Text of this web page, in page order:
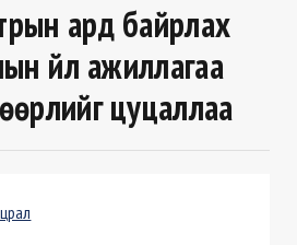
ард байрлах
үйл ажиллагаа
цуцаллаа